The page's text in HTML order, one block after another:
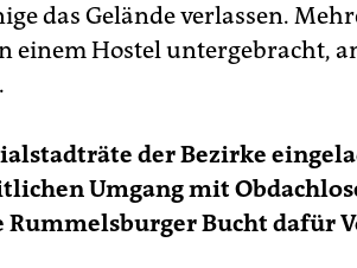
das Gelände verlassen.
einem Hostel untergebracht,
der Bezirke
Umgang mit
Rummelsburger Bucht dafür